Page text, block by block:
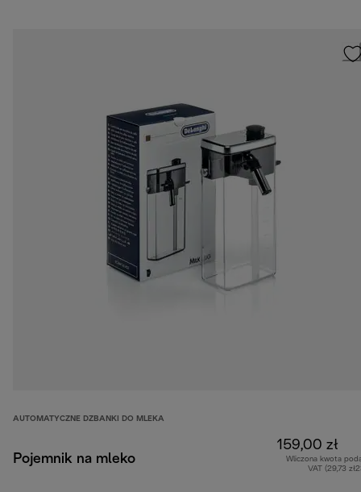
AUTOMATYCZNE DZBANKI DO MLEKA
Pojemnik na mleko
159,00 zł
Wliczona kwota
VAT (29,73